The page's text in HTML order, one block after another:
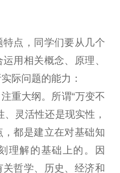
点，同学们要从几个
用相关概念、原理、
际问题的能力：
重大纲。所谓“万变不
、灵活性还是现实性，
都是建立在对基础知
理解的基础上的。因
哲学、历史、经济和